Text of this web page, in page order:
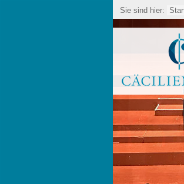
Sie sind hier: